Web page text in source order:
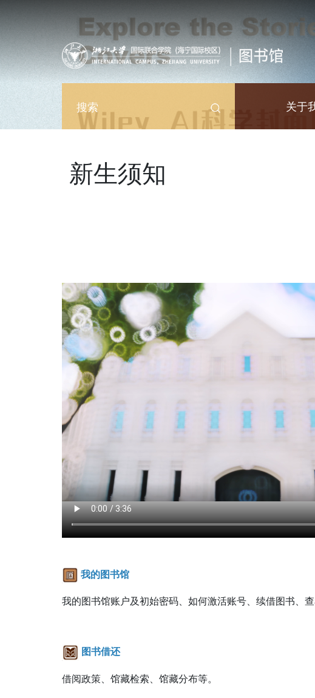
搜索 关于
新生须知
我的图书馆
我的图书馆账户及初始密码、如何激活账号、续借图书、
图书借还
借阅政策、馆藏检索、馆藏分布等。